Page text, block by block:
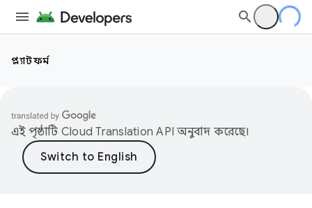
প্ল্যাটফর্ম
এই পৃষ্ঠাটি Cloud Translation API অনুবাদ করেছে।